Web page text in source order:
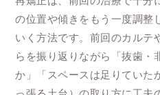
の位置や傾きをもう一度調整
いく方法です。前回のカルテ
らを振り返りながら「抜歯・
か」「スペースは足りていた